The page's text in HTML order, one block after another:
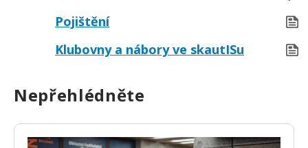
Pojištění
Klubovny a nábory ve skautISu
Nepřehlédněte